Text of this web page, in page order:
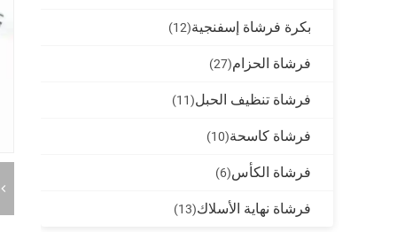
بكرة فرشاة إسفنجية(12)
فرشاة الحزام(27)
فرشاة تنظيف الحبل(11)
فرشاة كاسحة(10)
فرشاة الكأس(6)
فرشاة نهاية الأسلاك(13)